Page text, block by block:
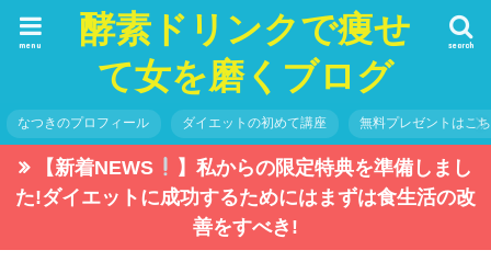
酵素ドリンクで痩せ
て女を磨くブログ
search
menu
なつきのプロフィール ダイエットの初めて講座 無料プレゼントはこ
【新着NEWS
】私からの限定特典を準備しまし
た!ダイエットに成功するためにはまずは食生活の改
善をすべき!